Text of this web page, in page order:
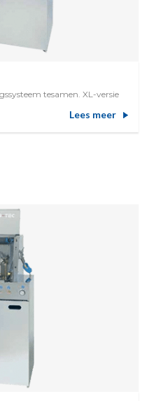
tesamen. XL-versie
Lees meer